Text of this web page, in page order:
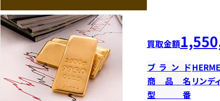
買取金額
ブランド
商品名 リンデ
型番